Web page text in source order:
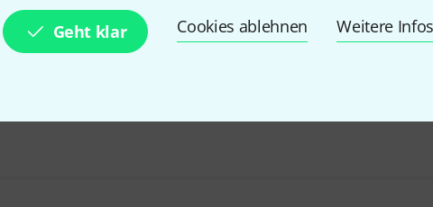
Geht klar Cookies ablehnen Weitere Infos
Kostenloser Versand